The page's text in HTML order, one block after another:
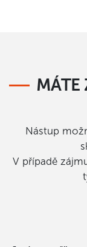
MÁTE
Nástup
V případě